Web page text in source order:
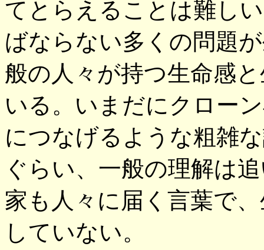
てとらえることは難し
ばならない多くの問題
般の人々が持つ生命感
いる。いまだにクロー
につなげるような粗雑
ぐらい、一般の理解は
家も人々に届く言葉で
していない。